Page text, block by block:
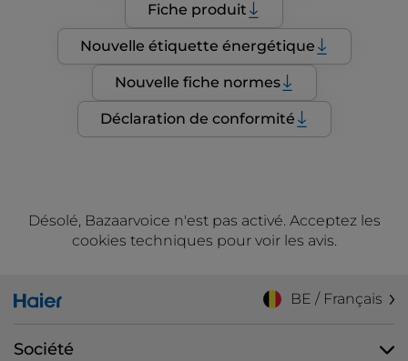
Fiche produit
Nouvelle étiquette énergétique
Nouvelle fiche normes
Déclaration de conformité
Désolé, Bazaarvoice n'est pas activé. Acceptez les
cookies techniques pour voir les avis.
BE / Français
Société